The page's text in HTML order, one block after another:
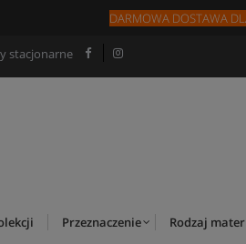
DARMOWA DOSTAWA
stacjonarne
Przeznaczenie Rodzaj